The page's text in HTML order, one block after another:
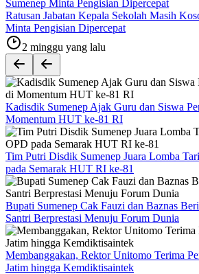
Ratusan Jabatan Kepala Sekolah Masih
Minta Pengisian Dipercepat
2 minggu yang lalu
Kadisdik Sumenep Ajak Guru dan Siswa
Momentum HUT ke-81 RI
Tim Putri Disdik Sumenep Juara Lomba
pada Semarak HUT RI ke-81
Bupati Sumenep Cak Fauzi dan Baznas
Santri Berprestasi Menuju Forum Dunia
Membanggakan, Rektor Unitomo Terima
Jatim hingga Kemdiktisaintek